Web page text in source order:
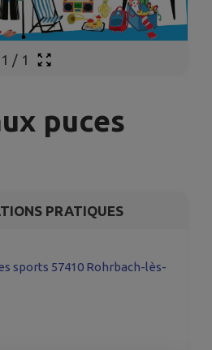
1 / 1
puces
PRATIQUES
sports 57410 Rohrbach-lès-